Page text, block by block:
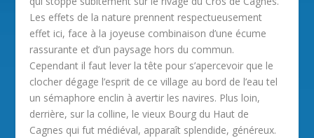
Les effets de la nature prennent respectueusement
effet ici, face à la joyeuse combinaison d’une écume
rassurante et d’un paysage hors du commun.
Cependant il faut lever la tête pour s’apercevoir que le
clocher dégage l’esprit de ce village au bord de l’eau tel
un sémaphore enclin à avertir les navires. Plus loin,
derrière, sur la colline, le vieux Bourg du Haut de
Cagnes qui fut médiéval, apparaît splendide, généreux.